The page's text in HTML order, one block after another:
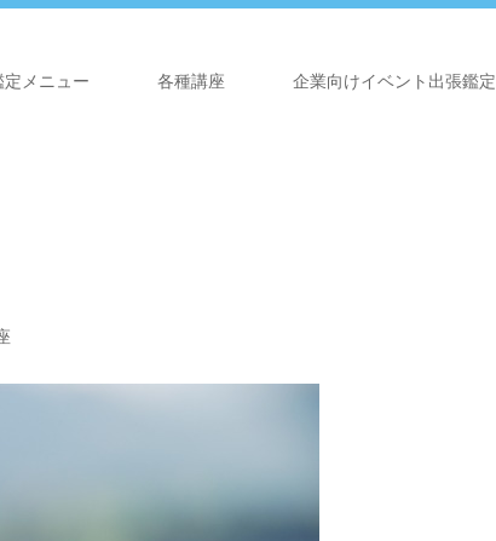
定メニュー 各種講座 企業向けイベント出張鑑定